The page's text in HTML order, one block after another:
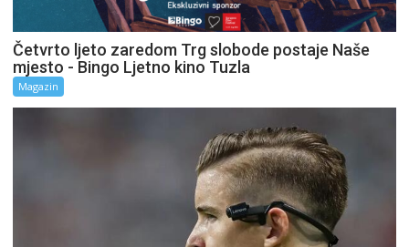
Četvrto ljeto zaredom Trg slobode postaje Naše
mjesto - Bingo Ljetno kino Tuzla
Magazin